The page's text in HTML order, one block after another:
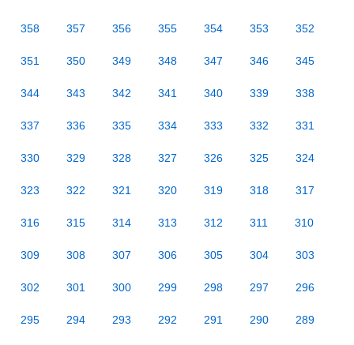
358 357 356 355 354 353 352
351 350 349 348 347 346 345
344 343 342 341 340 339 338
337 336 335 334 333 332 331
330 329 328 327 326 325 324
323 322 321 320 319 318 317
316 315 314 313 312 311 310
309 308 307 306 305 304 303
302 301 300 299 298 297 296
295 294 293 292 291 290 289